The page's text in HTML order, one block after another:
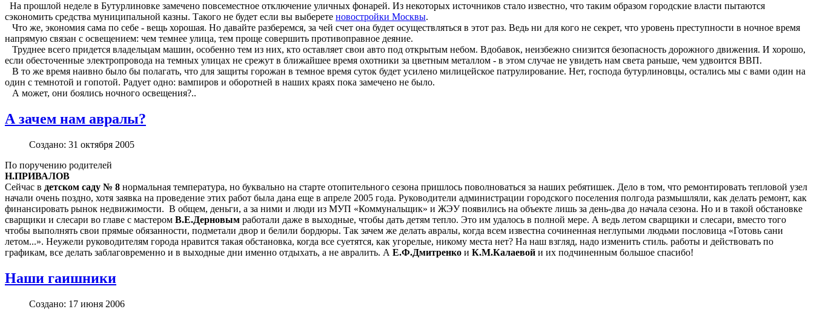
На прошлой неделе в Бутурлиновке замечено повсеместное отключение уличных фонарей. Из некоторых источников стало известно, что таким образом городские власти пытаются
сэкономить средства муниципальной казны. Такого не будет если вы выберете новостройки Москвы.
Что же, экономия сама по себе - вещь хорошая. Но давайте разберемся, за чей счет она будет осуществляться в этот раз. Ведь ни для кого не секрет, что уровень преступности в ночное время
напрямую связан с освещением: чем темнее улица, тем проще совершить противоправное деяние.
Труднее всего придется владельцам машин, особенно тем из них, кто оставляет свои авто под открытым небом. Вдобавок, неизбежно снизится безопасность дорожного движения. И хорошо,
если обесточенные электропровода на темных улицах не срежут в ближайшее время охотники за цветным металлом - в этом случае не увидеть нам света раньше, чем удвоится ВВП.
В то же время наивно было бы полагать, что для защиты горожан в темное время суток будет усилено милицейское патрулирование. Нет, господа бутурлиновцы, остались мы с вами один на
один с темнотой и гопотой. Радует одно: вампиров и оборотней в наших краях пока замечено не было.
А может, они боялись ночного освещения?..
А зачем нам авралы?
Создано: 31 октября 2005
По поручению родителей
Н.ПРИВАЛОВ
Сейчас в детском саду № 8 нормальная температура, но буквально на старте отопительного сезона пришлось поволноваться за наших ребятишек. Дело в том, что ремонтировать тепловой узел
начали очень поздно, хотя заявка на проведение этих работ была дана еще в апреле 2005 года. Руководители администрации городского поселения полгода размышляли, как делать ремонт, как
финансировать рынок недвижимости. В общем, деньги, а за ними и люди из МУП «Коммунальщик» и ЖЭУ появились на объекте лишь за день-два до начала сезона. Но и в такой обстановке
сварщики и слесари во главе с мастером В.Е.Дерновым работали даже в выходные, чтобы дать детям тепло. Это им удалось в полной мере. А ведь летом сварщики и слесари, вместо того
чтобы выполнять свои прямые обязанности, подметали двор и белили бордюры. Так зачем же делать авралы, когда всем известна сочиненная неглупыми людьми пословица «Готовь сани
летом...». Неужели руководителям города нравится такая обстановка, когда все суетятся, как угорелые, никому места нет? На наш взгляд, надо изменить стиль. работы и действовать по
графикам, все делать заблаговременно и в выходные дни именно отдыхать, а не авралить. А Е.Ф.Дмитренко и К.М.Калаевой и их подчиненным большое спасибо!
Наши гаишники
Создано: 17 июня 2006